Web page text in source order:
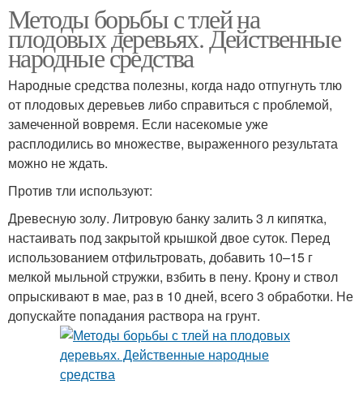
Методы борьбы с тлей на
плодовых деревьях. Действенные
народные средства
Народные средства полезны, когда надо отпугнуть тлю
от плодовых деревьев либо справиться с проблемой,
замеченной вовремя. Если насекомые уже
расплодились во множестве, выраженного результата
можно не ждать.
Против тли используют:
Древесную золу. Литровую банку залить 3 л кипятка,
настаивать под закрытой крышкой двое суток. Перед
использованием отфильтровать, добавить 10–15 г
мелкой мыльной стружки, взбить в пену. Крону и ствол
опрыскивают в мае, раз в 10 дней, всего 3 обработки. Не
допускайте попадания раствора на грунт.